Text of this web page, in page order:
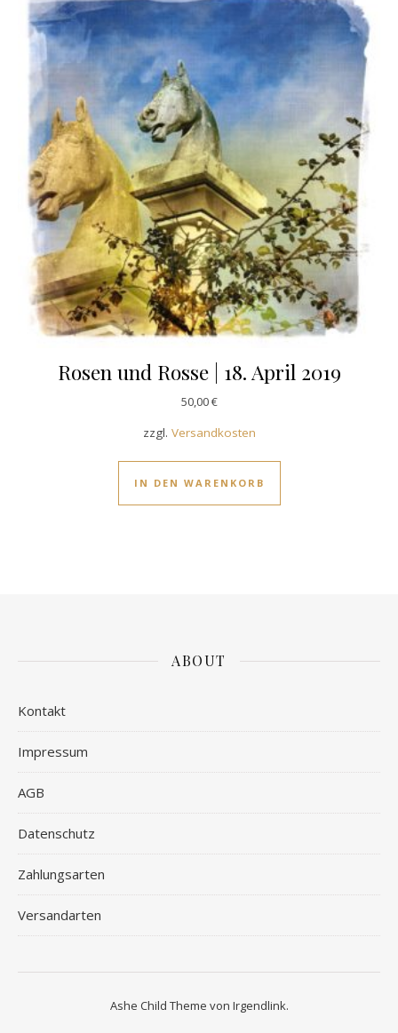
Rosen und Rosse | 18. April 2019
50,00€
zzgl. Versandkosten
IN DEN WARENKORB
ABOUT
Kontakt
Impressum
AGB
Datenschutz
Zahlungsarten
Versandarten
Ashe Child Theme von Irgendlink.